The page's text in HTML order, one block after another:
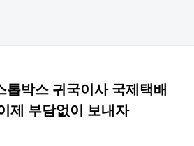
톱박스 귀국이사 국제택배
제 부담없이 보내자